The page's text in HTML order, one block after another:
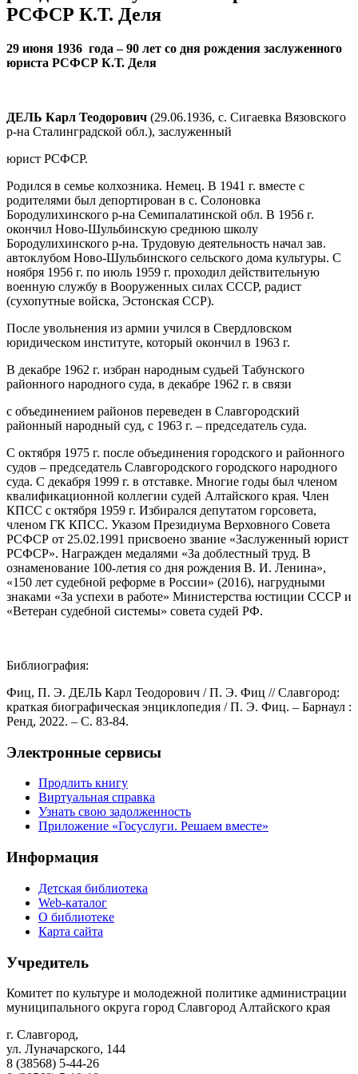
РСФСР К.Т. Деля
29 июня 1936 года – 90 лет со дня рождения заслуженного
юриста РСФСР К.Т. Деля
ДЕЛЬ Карл Теодорович (29.06.1936, с. Сигаевка Вязовского
р-на Сталинградской обл.), заслуженный
юрист РСФСР.
Родился в семье колхозника. Немец. В 1941 г. вместе с
родителями был депортирован в с. Солоновка
Бородулихинского р-на Семипалатинской обл. В 1956 г.
окончил Ново-Шульбинскую среднюю школу
Бородулихинского р-на. Трудовую деятельность начал зав.
автоклубом Ново-Шульбинского сельского дома культуры. С
ноября 1956 г. по июль 1959 г. проходил действительную
военную службу в Вооруженных силах СССР, радист
(сухопутные войска, Эстонская ССР).
После увольнения из армии учился в Свердловском
юридическом институте, который окончил в 1963 г.
В декабре 1962 г. избран народным судьей Табунского
районного народного суда, в декабре 1962 г. в связи
с объединением районов переведен в Славгородский
районный народный суд, с 1963 г. – председатель суда.
С октября 1975 г. после объединения городского и районного
судов – председатель Славгородского городского народного
суда. С декабря 1999 г. в отставке. Многие годы был членом
квалификационной коллегии судей Алтайского края. Член
КПСС с октября 1959 г. Избирался депутатом горсовета,
членом ГК КПСС. Указом Президиума Верховного Совета
РСФСР от 25.02.1991 присвоено звание «Заслуженный юрист
РСФСР». Награжден медалями «За доблестный труд. В
ознаменование 100-летия со дня рождения В. И. Ленина»,
«150 лет судебной реформе в России» (2016), нагрудными
знаками «За успехи в работе» Министерства юстиции СССР и
«Ветеран судебной системы» совета судей РФ.
Библиография:
Фиц, П. Э. ДЕЛЬ Карл Теодорович / П. Э. Фиц // Славгород:
краткая биографическая энциклопедия / П. Э. Фиц. – Барнаул :
Ренд, 2022. – С. 83-84.
Электронные сервисы
Продлить книгу
Виртуальная справка
Узнать свою задолженность
Приложение «Госуслуги. Решаем вместе»
Информация
Детская библиотека
Web-каталог
О библиотеке
Карта сайта
Учредитель
Комитет по культуре и молодежной политике администрации
муниципального округа город Славгород Алтайского края
г. Славгород,
ул. Луначарского, 144
8 (38568) 5-44-26